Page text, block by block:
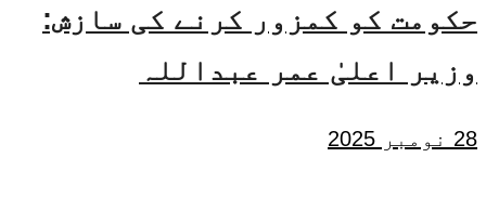
حکومت کو کمزور کرنے کی سازش:
وزیر اعلیٰ عمر عبداللہ
28 نومبر 2025